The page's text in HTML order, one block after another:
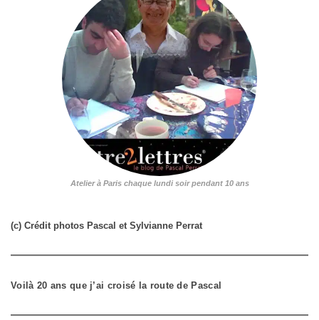
Atelier à Paris chaque lundi soir pendant 10 ans
(c) Crédit photos Pascal et Sylvianne Perrat
Voilà 20 ans que j’ai croisé la route de Pascal